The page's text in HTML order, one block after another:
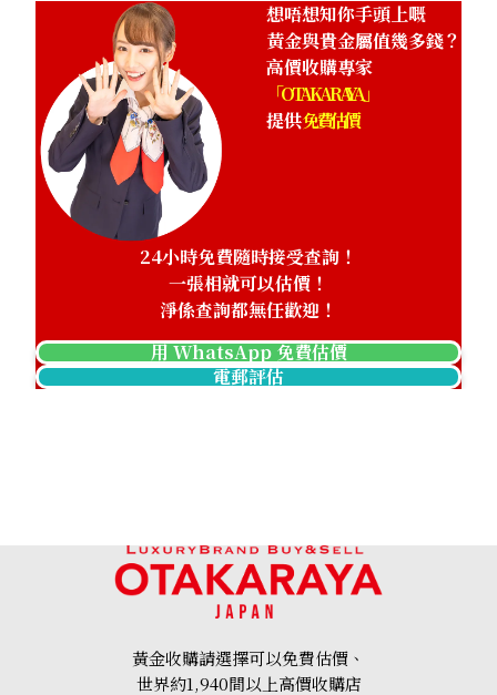
想唔想知你手頭上嘅
黃金與貴金屬值幾多錢？
高價收購專家
「OTAKARAYA」
提供免費估價
24小時免費隨時接受查詢！
一張相就可以估價！
淨係查詢都無任歡迎！
用 WhatsApp 免費估價
電郵評估
黃金收購請選擇可以免費估價、
世界約1,940間以上高價收購店